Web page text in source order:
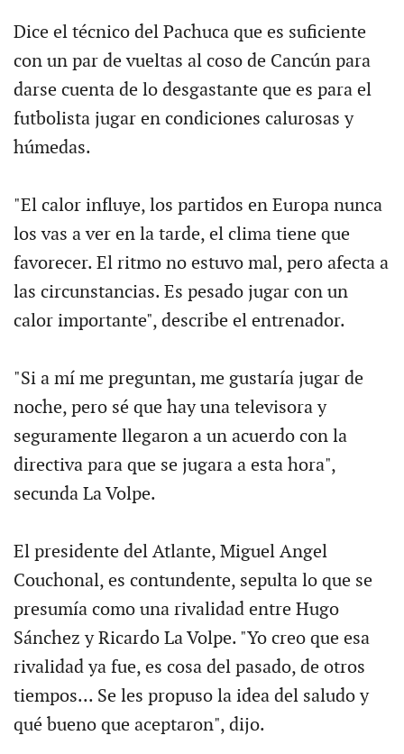
Dice el técnico del Pachuca que es suficiente
con un par de vueltas al coso de Cancún para
darse cuenta de lo desgastante que es para el
futbolista jugar en condiciones calurosas y
húmedas.
"El calor influye, los partidos en Europa nunca
los vas a ver en la tarde, el clima tiene que
favorecer. El ritmo no estuvo mal, pero afecta a
las circunstancias. Es pesado jugar con un
calor importante", describe el entrenador.
"Si a mí me preguntan, me gustaría jugar de
noche, pero sé que hay una televisora y
seguramente llegaron a un acuerdo con la
directiva para que se jugara a esta hora",
secunda La Volpe.
El presidente del Atlante, Miguel Angel
Couchonal, es contundente, sepulta lo que se
presumía como una rivalidad entre Hugo
Sánchez y Ricardo La Volpe. "Yo creo que esa
rivalidad ya fue, es cosa del pasado, de otros
tiempos... Se les propuso la idea del saludo y
qué bueno que aceptaron", dijo.